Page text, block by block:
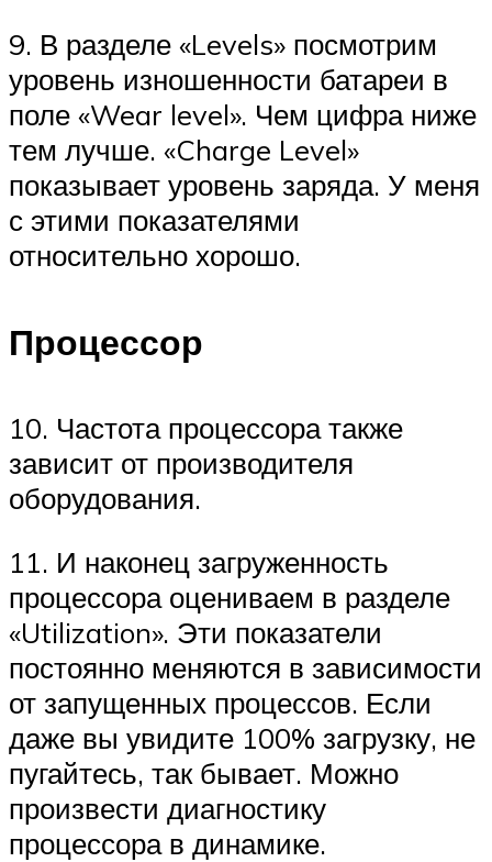
9. В разделе «Levels» посмотрим
уровень изношенности батареи в
поле «Wear level». Чем цифра ниже
тем лучше. «Charge Level»
показывает уровень заряда. У меня
с этими показателями
относительно хорошо.
Процессор
10. Частота процессора также
зависит от производителя
оборудования.
11. И наконец загруженность
процессора оцениваем в разделе
«Utilization». Эти показатели
постоянно меняются в зависимости
от запущенных процессов. Если
даже вы увидите 100% загрузку, не
пугайтесь, так бывает. Можно
произвести диагностику
процессора в динамике.